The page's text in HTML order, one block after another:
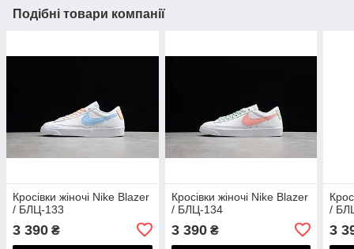
Подібні товари компанії
Кросівки жіночі Nike Blazer
/ БЛЦ-133
3 390 ₴
Кросівки жіночі Nike Blazer
/ БЛЦ-134
3 390₴
/
3